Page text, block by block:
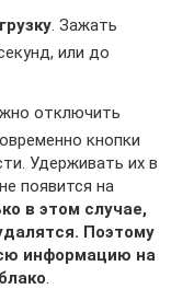
. Зажать
или до
отключить
кнопки
Удерживать их в
появится на
в этом случае,
Поэтому
информацию на